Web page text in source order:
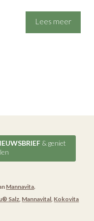
Lees meer
& geniet
Mannavita.
Salz, Mannavital, Kokovita